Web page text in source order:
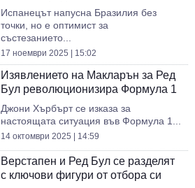
Испанецът напусна Бразилия без
точки, но е оптимист за
състезанието...
17 ноември 2025 | 15:02
Изявлението на Макларън за Ред
Бул революционизира Формула 1
Джони Хърбърт се изказа за
настоящата ситуация във Формула 1...
14 октомври 2025 | 14:59
Верстапен и Ред Бул се разделят
с ключови фигури от отбора си